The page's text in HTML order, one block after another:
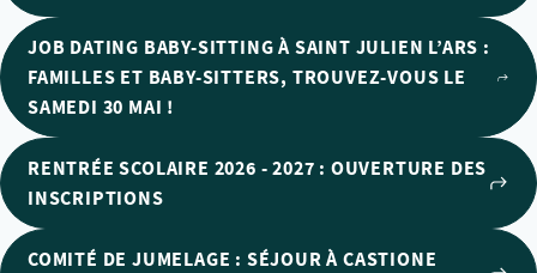
JOB DATING BABY-SITTING À SAINT JULIEN L’ARS :
FAMILLES ET BABY-SITTERS, TROUVEZ-VOUS LE
SAMEDI 30 MAI !
RENTRÉE SCOLAIRE 2026 - 2027 : OUVERTURE DES
INSCRIPTIONS
COMITÉ DE JUMELAGE : SÉJOUR À CASTIONE